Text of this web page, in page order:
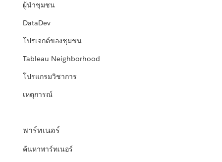
ผู้นำชุมชน
DataDev
โปรเจกต์ของชุมชน
Tableau Neighborhood
โปรแกรมวิชาการ
เหตุการณ์
พาร์ทเนอร์
ค้นหาพาร์ทเนอร์